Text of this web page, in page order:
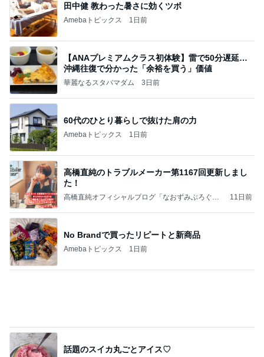
田中健 教わった暑さに効くツボ
Amebaトピックス 1日前
【ANAプレミアムクラス初体験】雷で50分遅延…
沖縄往復で分かった「余裕を買う」価値
華麗なるスタバマダム 3日前
60代のひとり暮らしで抜けた肩の力
Amebaトピックス 1日前
高橋直純のトラブルメーカー第1167回更新しまし
た！
高橋直純オフィシャルブログ「なおずみぶろぐ」
11日前
No Brandで買ったリピートと新商品
Amebaトピックス 1日前
話題のスイカ丸ごとアイス♡